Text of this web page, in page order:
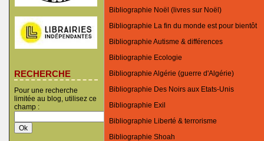
RECHERCHE
Pour une recherche
limitée au blog, utilisez ce
champ :
Bibliographie Noël (livres sur Noël)
Bibliographie La fin du monde est pour bientôt
Bibliographie Autisme & différences
Bibliographie Ecologie
Bibliographie Algérie (guerre d'Algérie)
Bibliographie Des Noirs aux Etats-Unis
Bibliographie Exil
Bibliographie Liberté & terrorisme
Bibliographie Shoah